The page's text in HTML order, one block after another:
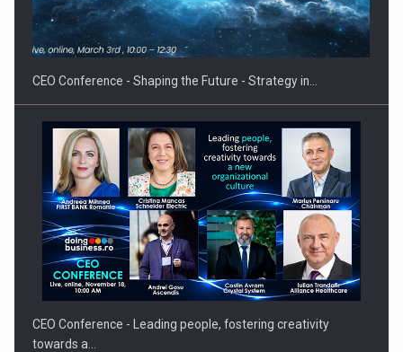
Fondul de investitii BoldMind si echipa de management a…
CEO Conference - Shaping the Future - Strategy in…
CEO Conference - Leading people, fostering creativity
towards a…